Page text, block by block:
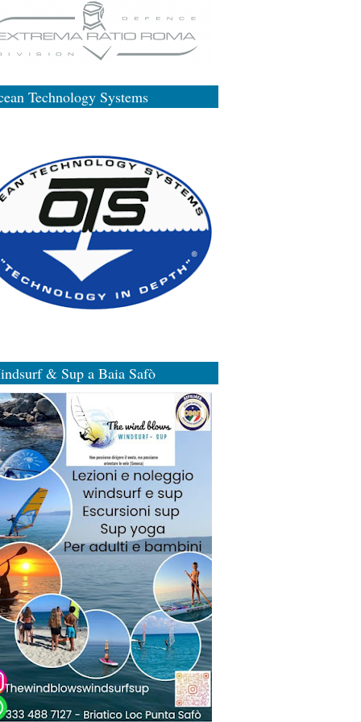
Technology Systems
& Sup a Baia Safò